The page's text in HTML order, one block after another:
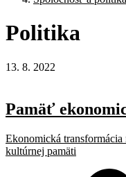
Politika
13. 8. 2022
Pamäť
Ekonomická
kultúrnej pamäti